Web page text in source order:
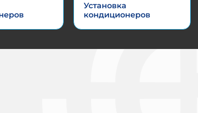
Установка
кондиционеров